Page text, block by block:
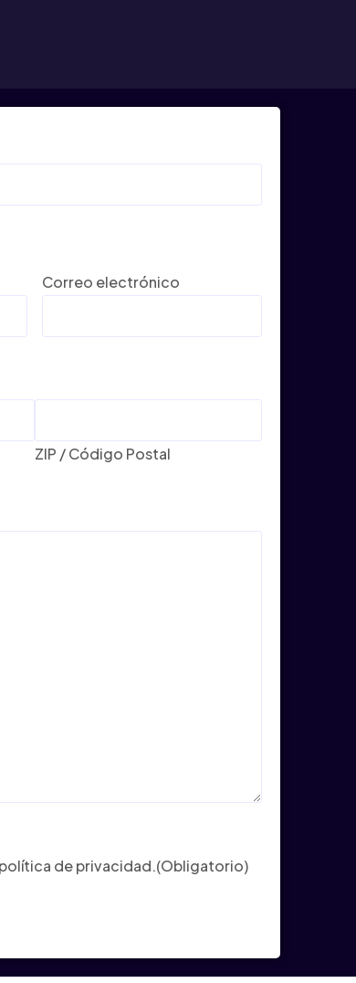
Correo electrónico
ZIP / Código Postal
de privacidad.(Obligatorio)